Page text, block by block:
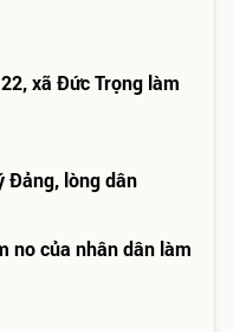
xã Đức Trọng làm
Đảng, lòng dân
no của nhân dân làm